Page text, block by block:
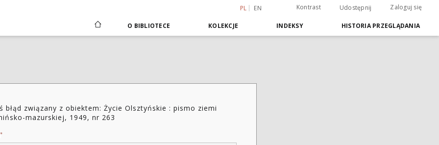
PL EN Kontrast Udostępnij Zaloguj się
O BIBLIOTECE KOLEKCJE INDEKSY HISTORIA PRZEGLĄDANIA
błąd związany z obiektem: Życie Olsztyńskie : pismo ziemi
mazurskiej, 1949, nr 263
*